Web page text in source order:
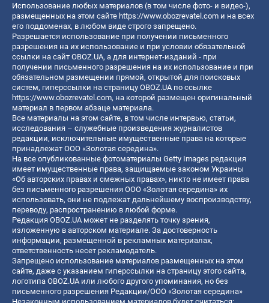
Использование любых материалов (в том числе фото- и видео-),
размещенных на этом сайте https://www.obozrevatel.com и на всех
его поддоменах, в любом виде строго запрещено.
Разрешается использование при получении письменного
разрешения на их использование и при условии обязательной
ссылки на сайт OBOZ.UA, а для интернет-изданий - при
получении письменного разрешения на их использование и при
обязательном размещении прямой, открытой для поисковых
систем, гиперссылки на страницу OBOZ.UA по ссылке
https://www.obozrevatel.com, на которой размещен оригинальный
материал в первом абзаце материала.
Все материалы на этом сайте, в том числе интервью, статьи,
исследования – служебные произведения журналистов
редакции, исключительные имущественные права на которые
принадлежат ООО «Золотая середина».
На все опубликованные фотоматериалы Getty Images редакция
имеет имущественные права, защищаемые законом Украины
«Об авторских правах и смежных правах», никто не имеет права
без письменного разрешения ООО «Золотая середина» их
использовать, они не подлежат дальнейшему воспроизводству,
переводу, распространению в любой форме.
Редакция OBOZ.UA может не разделять точку зрения,
изложенную в авторском материале. За достоверность
информации, размещенной в рекламных материалах,
ответственность несет рекламодатель.
Запрещено использование материалов размещенных на этом
сайте, даже с указанием гиперссылки на страницу этого сайта,
логотипа OBOZ.UA или любого другого упоминания, но без
письменного разрешения Редакции/ООО «Золотая середина»